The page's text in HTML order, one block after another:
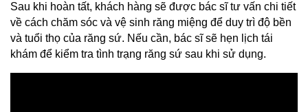
Sau khi hoàn tất, khách hàng sẽ được bác sĩ tư vấn chi tiết
về cách chăm sóc và vệ sinh răng miệng để duy trì độ bền
và tuổi thọ của răng sứ. Nếu cần, bác sĩ sẽ hẹn lịch tái
khám để kiểm tra tình trạng răng sứ sau khi sử dụng.